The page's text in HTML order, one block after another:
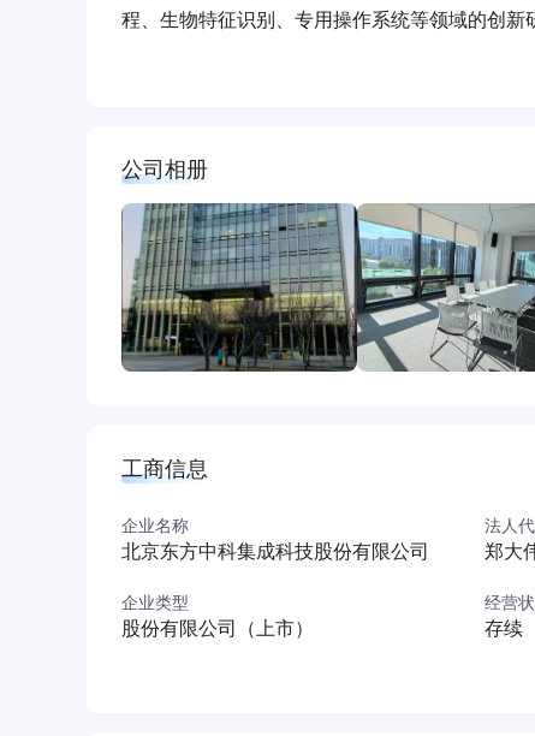
程、生物特征识别、专用操作系统等领域的创
产业测试应用为主要发展方向，紧密结合高技
为未来的战略发展重点。
我们始终秉承科技无限、服务创新的使命，通
量。
公司相册
工商信息
企业名称
北京东方中科集成科技股份有限公司
法人
郑大
企业类型
股份有限公司（上市）
经营
存续